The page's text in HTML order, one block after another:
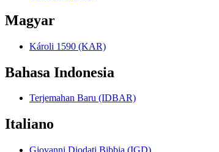
Magyar
Károli 1590 (KAR)
Bahasa Indonesia
Terjemahan Baru (IDBAR)
Italiano